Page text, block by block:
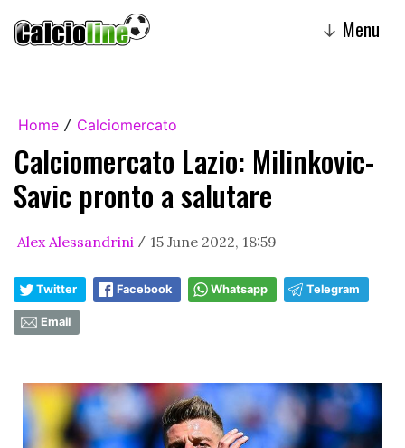
↓ Menu
Home / Calciomercato
Calciomercato Lazio: Milinkovic-
Savic pronto a salutare
Alex Alessandrini / 15 June 2022, 18:59
Twitter Facebook Whatsapp Telegram
Email